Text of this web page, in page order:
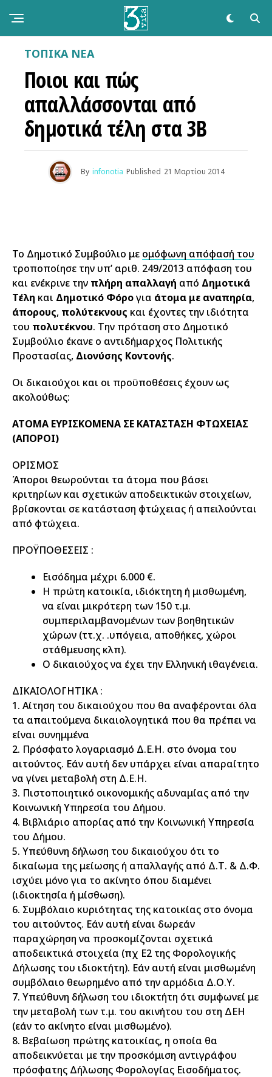
ΤΟΠΙΚΑ ΝΕΑ
Ποιοι και πώς
απαλλάσσονται από
δημοτικά τέλη στα 3Β
By infonotia Published 21 Μαρτίου 2014
Το Δημοτικό Συμβούλιο με ομόφωνη απόφασή του
τροποποίησε την υπ’ αριθ. 249/2013 απόφαση του
και ενέκρινε την πλήρη απαλλαγή από Δημοτικά
Τέλη και Δημοτικό Φόρογια άτομα με αναπηρία,
άπορους, πολύτεκνους και έχοντες την ιδιότητα
του πολυτέκνου. Την πρόταση στο Δημοτικό
Συμβούλιο έκανε ο αντιδήμαρχος Πολιτικής
Προστασίας, Διονύσης Κοντονής.
Οι δικαιούχοι και οι προϋποθέσεις έχουν ως
ακολούθως:
ΑΤΟΜΑ ΕΥΡΙΣΚΟΜΕΝΑ ΣΕ ΚΑΤΑΣΤΑΣΗ ΦΤΩΧΕΙΑΣ
(ΑΠΟΡΟΙ)
ΟΡΙΣΜΟΣ
Άποροι θεωρούνται τα άτομα που βάσει
κριτηρίων και σχετικών αποδεικτικών στοιχείων,
βρίσκονται σε κατάσταση φτώχειας ή απειλούνται
από φτώχεια.
ΠΡΟΫΠΟΘΕΣΕΙΣ :
Εισόδημα μέχρι 6.000 €.
Η πρώτη κατοικία, ιδιόκτητη ή μισθωμένη,
να είναι μικρότερη των 150 τ.μ.
συμπεριλαμβανομένων των βοηθητικών
χώρων (ττ.χ. .υπόγεια, αποθήκες, χώροι
στάθμευσης κλπ).
Ο δικαιούχος να έχει την Ελληνική ιθαγένεια.
ΔΙΚΑΙΟΛΟΓΗΤΙΚΑ :
1. Αίτηση του δικαιούχου που θα αναφέρονται όλα
τα απαιτούμενα δικαιολογητικά που θα πρέπει να
είναι συνημμένα
2. Πρόσφατο λογαριασμό Δ.Ε.Η. στο όνομα του
αιτούντος. Εάν αυτή δεν υπάρχει είναι απαραίτητο
να γίνει μεταβολή στη Δ.Ε.Η.
3. Πιστοποιητικό οικονομικής αδυναμίας από την
Κοινωνική Υπηρεσία του Δήμου.
4. Βιβλιάριο απορίας από την Κοινωνική Υπηρεσία
του Δήμου.
5. Υπεύθυνη δήλωση του δικαιούχου ότι το
δικαίωμα της μείωσης ή απαλλαγής από Δ.Τ. & Δ.Φ.
ισχύει μόνο για το ακίνητο όπου διαμένει
(ιδιοκτησία ή μίσθωση).
6. Συμβόλαιο κυριότητας της κατοικίας στο όνομα
του αιτούντος. Εάν αυτή είναι δωρεάν
παραχώρηση να προσκομίζονται σχετικά
αποδεικτικά στοιχεία (πχ Ε2 της Φορολογικής
Δήλωσης του ιδιοκτήτη). Εάν αυτή είναι μισθωμένη
συμβόλαιο θεωρημένο από την αρμόδια Δ.Ο.Υ.
7. Υπεύθυνη δήλωση του ιδιοκτήτη ότι συμφωνεί με
την μεταβολή των τ.μ. του ακινήτου του στη ΔΕΗ
(εάν το ακίνητο είναι μισθωμένο).
8. Βεβαίωση πρώτης κατοικίας, η οποία θα
αποδεικνύεται με την προσκόμιση αντιγράφου
πρόσφατης Δήλωσης Φορολογίας Εισοδήματος.